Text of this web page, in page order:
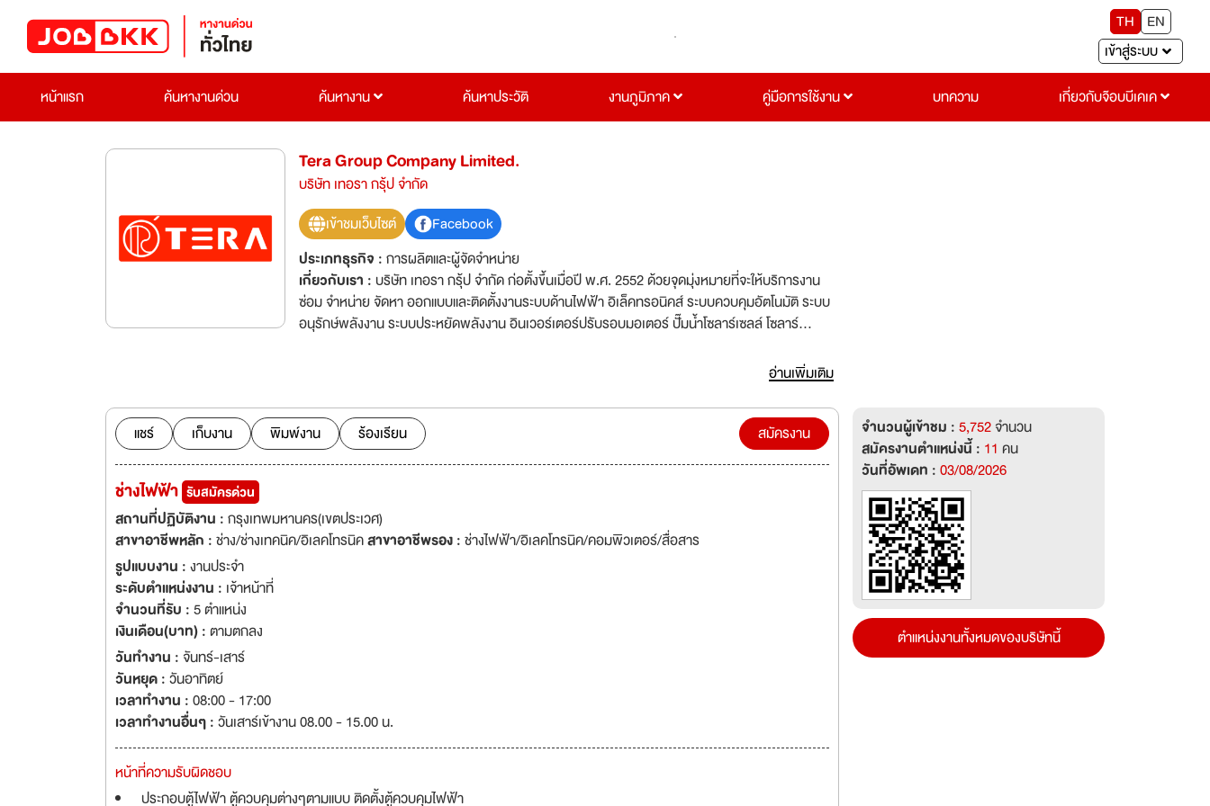
TH
EN
เข้าสู่ระบบ
หน้าแรก
ค้นหางานด่วน ค้นหางาน ค้นหาประวัติ งานภูมิภาค คู่มือการใช้งาน บทความ เกี่ยวกับจ๊อบบีเคเค
Tera Group Company Limited.
บริษัท เทอรา กรุ้ป จำกัด
เข้าชมเว็บไซต์
Facebook
ประเภทธุรกิจ :การผลิตและผู้จัดจำหน่าย
เกี่ยวกับเรา :บริษัท เทอรา กรุ้ป จำกัด ก่อตั้งขึ้นเมื่อปี พ.ศ. 2552 ด้วยจุดมุ่งหมายที่จะให้บริการงาน
ซ่อม จำหน่าย จัดหา ออกแบบและติดตั้งงานระบบด้านไฟฟ้า อิเล็คทรอนิคส์ ระบบควบคุมอัตโนมัติ ระบบ
อนุรักษ์พลังงาน ระบบประหยัดพลังงาน อินเวอร์เตอร์ปรับรอบมอเตอร์ ปั๊มน้ำโซลาร์เซลล์ โซลาร์
มีคุณภาพระดับโลก ให้สามารถแข่งขันได้ทั้งในตลาดภายในประเทศและต่างประเทศ ด้วยคุณภาพและ
อ่านเพิ่มเติม
แชร์ เก็บงาน พิมพ์งาน ร้องเรียน สมัครงาน
ช่างไฟฟ้า รับสมัครด่วน
สถานที่ปฏิบัติงาน :กรุงเทพมหานคร(เขตประเวศ)
สาขาอาชีพหลัก :ช่าง/ช่างเทคนิค/อิเลคโทรนิคสาขาอาชีพรอง :ช่างไฟฟ้า/อิเลคโทรนิค/คอมพิวเตอร์/สื่อสาร
รูปแบบงาน :งานประจำ
ระดับตำแหน่งงาน : เจ้าหน้าที่
จำนวนที่รับ :5 ตำแหน่ง
เงินเดือน(บาท) :ตามตกลง
วันทำงาน : จันทร์-เสาร์
วันหยุด :วันอาทิตย์
เวลาทำงาน :08:00 - 17:00
เวลาทำงานอื่นๆ :วันเสาร์เข้างาน 08.00 - 15.00 น.
หน้าที่ความรับผิดชอบ
ประกอบตู้ไฟฟ้า ตู้ควบคุมต่างๆตามแบบ ติดตั้งตู้ควบคุมไฟฟ้า
จำนวนผู้เข้าชม :5,752จำนวน
สมัครงานตำแหน่งนี้ : 11 คน
วันที่อัพเดท :03/08/2026
ตำแหน่งงานทั้งหมดของบริษัทนี้